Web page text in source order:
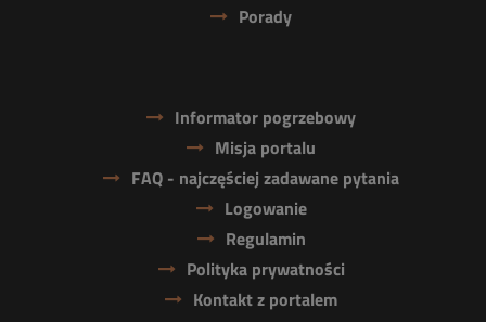
Porady
Informator pogrzebowy
Misja portalu
FAQ - najczęściej zadawane pytania
Logowanie
Regulamin
Polityka prywatności
Kontakt z portalem